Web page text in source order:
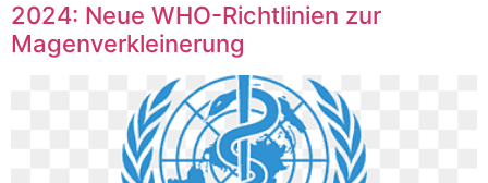
2024: Neue WHO-Richtlinien zur
Magenverkleinerung